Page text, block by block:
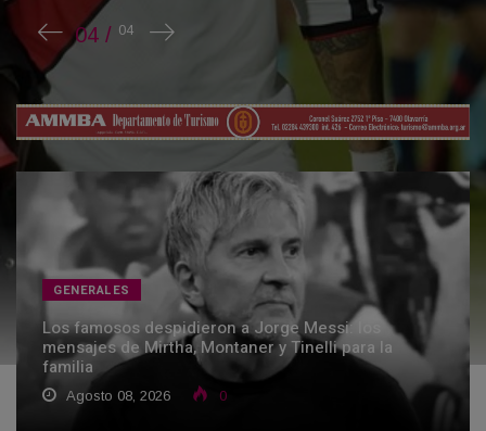
GENERALES
Los famosos despidieron a Jorge Messi: los
mensajes de Mirtha, Montaner y Tinelli para la
familia
Agosto 08, 2026 0